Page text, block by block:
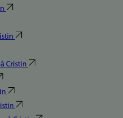
Cristin